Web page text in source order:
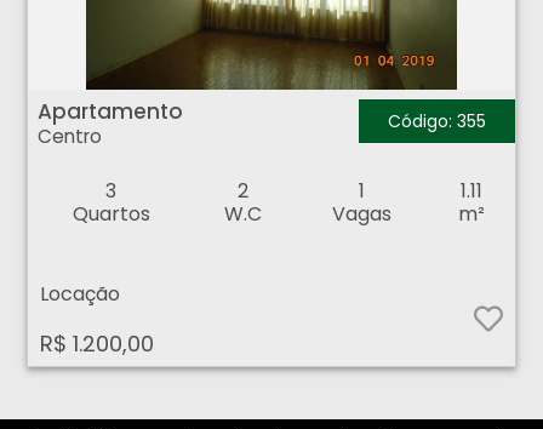
Apartamento - Centro - Ribeirão Preto
Apartamento
Centro
Código: 355
3
Quartos
2
W.C
1
Vagas
1.11
m²
Locação
R$ 1.200,00